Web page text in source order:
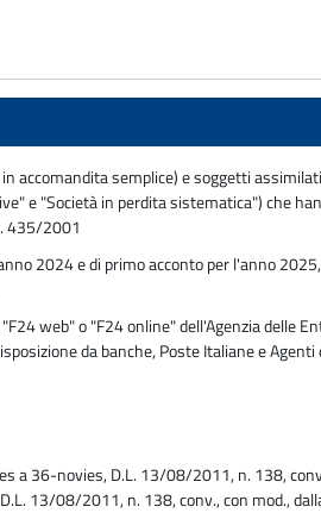
accomandita semplice) e soggetti
e "Società in perdita sistematica") che
435/2001
2024 e di primo acconto per l'anno
web" o "F24 online" dell'Agenzia delle
da banche, Poste Italiane e
a 36-novies, D.L. 13/08/2011, n. 138,
13/08/2011, n. 138, conv., con mod.,